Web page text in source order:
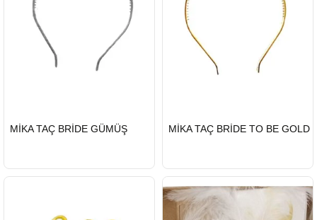
GÖNDERİ
MİKA TAÇ BRİDE GÜMÜŞ
GÖNDERİ
MİKA TAÇ BRİDE TO BE GOLD